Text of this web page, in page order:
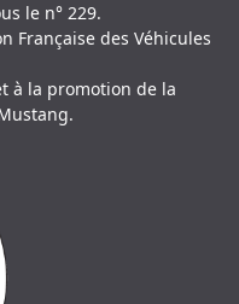
le n° 229.
Française des Véhicules
à la promotion de la